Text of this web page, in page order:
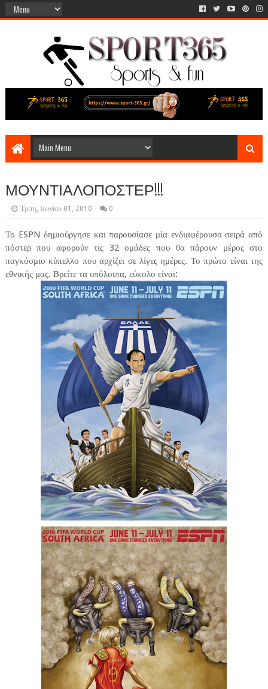
ΜΟΥΝΤΙΑΛΟΠΟΣΤΕΡ!!!
Τρίτη, Ιουνίου 01, 2010 0
Το ESPN δημιούργησε και παρουσίασε μία ενδιαφέρουσα σειρά από
πόστερ που αφορούν τις 32 ομάδες που θα πάρουν μέρος στο
παγκόσμιο κύπελλο που αρχίζει σε λίγες ημέρες. Το πρώτο είναι της
εθνικής μας. Βρείτε τα υπόλοιπα, εύκολο είναι: